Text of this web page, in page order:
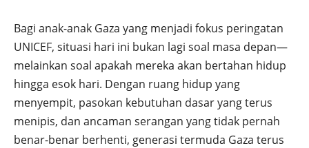
Bagi anak-anak Gaza yang menjadi fokus peringatan
UNICEF, situasi hari ini bukan lagi soal masa depan—
melainkan soal apakah mereka akan bertahan hidup
hingga esok hari. Dengan ruang hidup yang
menyempit, pasokan kebutuhan dasar yang terus
menipis, dan ancaman serangan yang tidak pernah
benar-benar berhenti, generasi termuda Gaza terus